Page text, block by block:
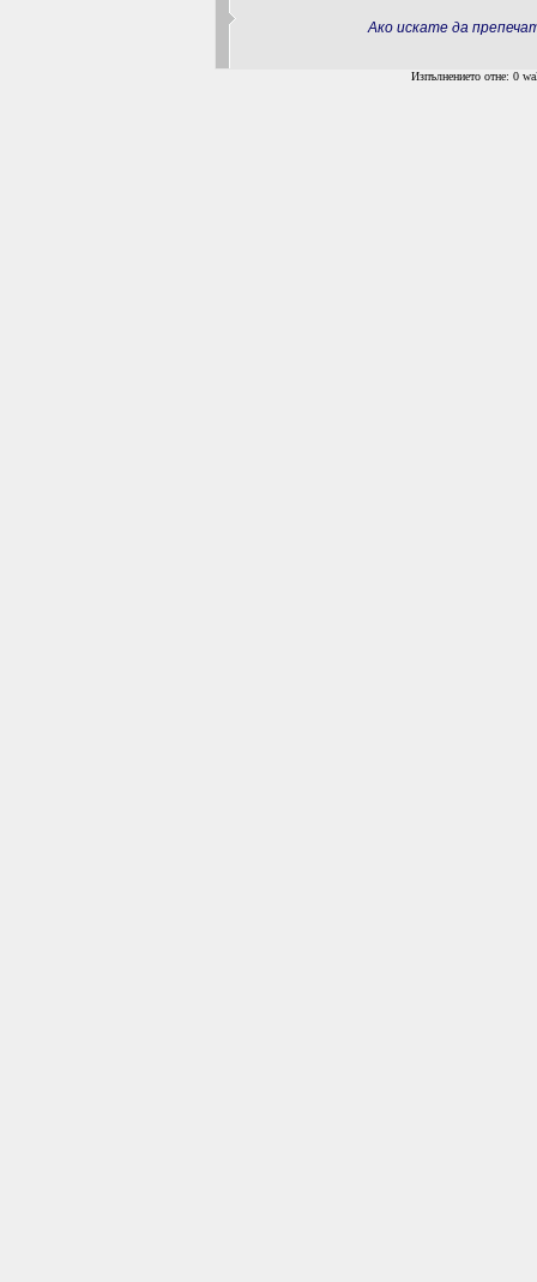
Ако искате да
Изпълнението отне: 0